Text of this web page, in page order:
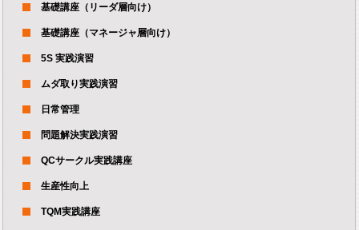
基礎講座（リーダ層向け）
基礎講座（マネージャ層向け）
5S 実践演習
ムダ取り実践演習
日常管理
問題解決実践演習
QCサークル実践講座
生産性向上
TQM実践講座